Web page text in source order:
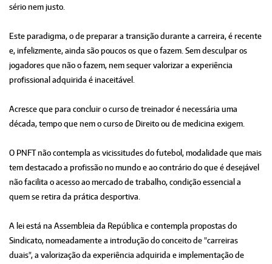
sério nem justo.
Este paradigma, o de preparar a transição durante a carreira, é recente
e, infelizmente, ainda são poucos os que o fazem. Sem desculpar os
jogadores que não o fazem, nem sequer valorizar a experiência
profissional adquirida é inaceitável.
Acresce que para concluir o curso de treinador é necessária uma
década, tempo que nem o curso de Direito ou de medicina exigem.
O PNFT não contempla as vicissitudes do futebol, modalidade que mais
tem destacado a profissão no mundo e ao contrário do que é desejável
não facilita o acesso ao mercado de trabalho, condição essencial a
quem se retira da prática desportiva.
A lei está na Assembleia da República e contempla propostas do
Sindicato, nomeadamente a introdução do conceito de "carreiras
duais", a valorização da experiência adquirida e implementação de